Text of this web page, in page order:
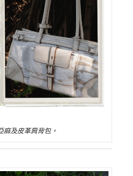
麻及皮革肩背包。